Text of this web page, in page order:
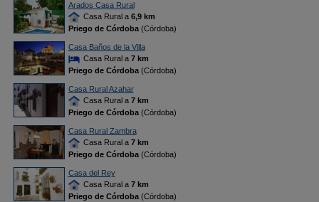
Arados Casa Rural
Casa Rural a 6,9 km
Priego de Córdoba(Córdoba)
Casa Baños de la Villa
Casa Rural a 7 km
Priego de Córdoba(Córdoba)
Casa Rural Azahar
Casa Rural a 7 km
Priego de Córdoba(Córdoba)
Casa Rural Zambra
Casa Rural a 7 km
Priego de Córdoba(Córdoba)
Casa del Rey
Casa Rural a 7 km
Priego de Córdoba(Córdoba)